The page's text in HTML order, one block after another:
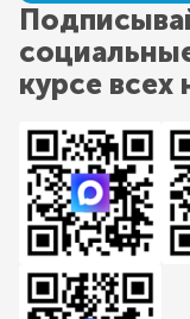
курсе всех